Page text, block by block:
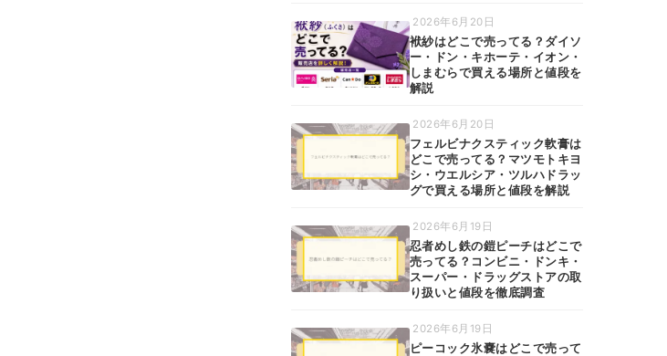
2026年6月20日
袱紗はどこで売ってる？ダイソ
ー・ドン・キホーテ・イオン・
しまむらで買える場所と値段を
解説
2026年6月20日
フェルビナクスティック軟膏は
どこで売ってる？マツモトキヨ
シ・ウエルシア・ツルハドラッ
グで買える場所と値段を解説
2026年6月19日
忍者めし鉄の鎧ピーチはどこで
売ってる？コンビニ・ドンキ・
スーパー・ドラッグストアの取
り扱いと値段を徹底調査
2026年6月19日
ピーコック氷嚢はどこで売って